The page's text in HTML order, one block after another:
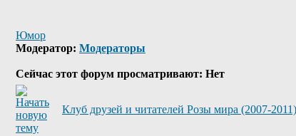
Юмор
Модератор: Модераторы
Сейчас этот форум просматривают: Нет
Клуб друзей и читателей Розы мира (2007-2011)